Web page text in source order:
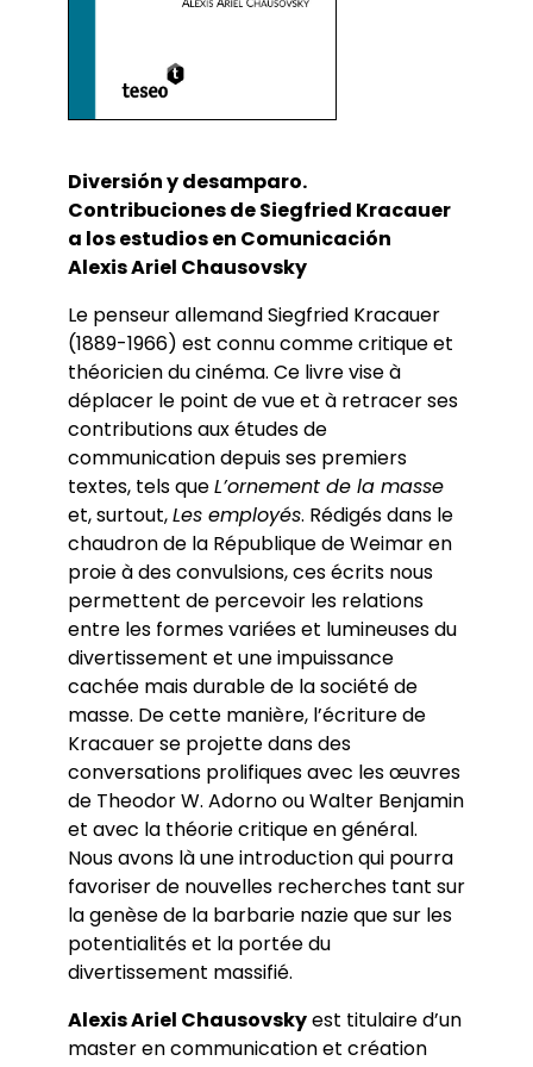
Diversión y desamparo.
Contribuciones de Siegfried Kracauer
a los estudios en Comunicación
Alexis Ariel Chausovsky
Le penseur allemand Siegfried Kracauer
(1889-1966) est connu comme critique et
théoricien du cinéma. Ce livre vise à
déplacer le point de vue et à retracer ses
contributions aux études de
communication depuis ses premiers
textes, tels queL’ornement de la masse
et, surtout,Les employés. Rédigés dans le
chaudron de la République de Weimar en
proie à des convulsions, ces écrits nous
permettent de percevoir les relations
entre les formes variées et lumineuses du
divertissement et une impuissance
cachée mais durable de la société de
masse. De cette manière, l’écriture de
Kracauer se projette dans des
conversations prolifiques avec les œuvres
de Theodor W. Adorno ou Walter Benjamin
et avec la théorie critique en général.
Nous avons là une introduction qui pourra
favoriser de nouvelles recherches tant sur
la genèse de la barbarie nazie que sur les
potentialités et la portée du
divertissement massifié.
Alexis Ariel Chausovskyest titulaire d’un
master en communication et création